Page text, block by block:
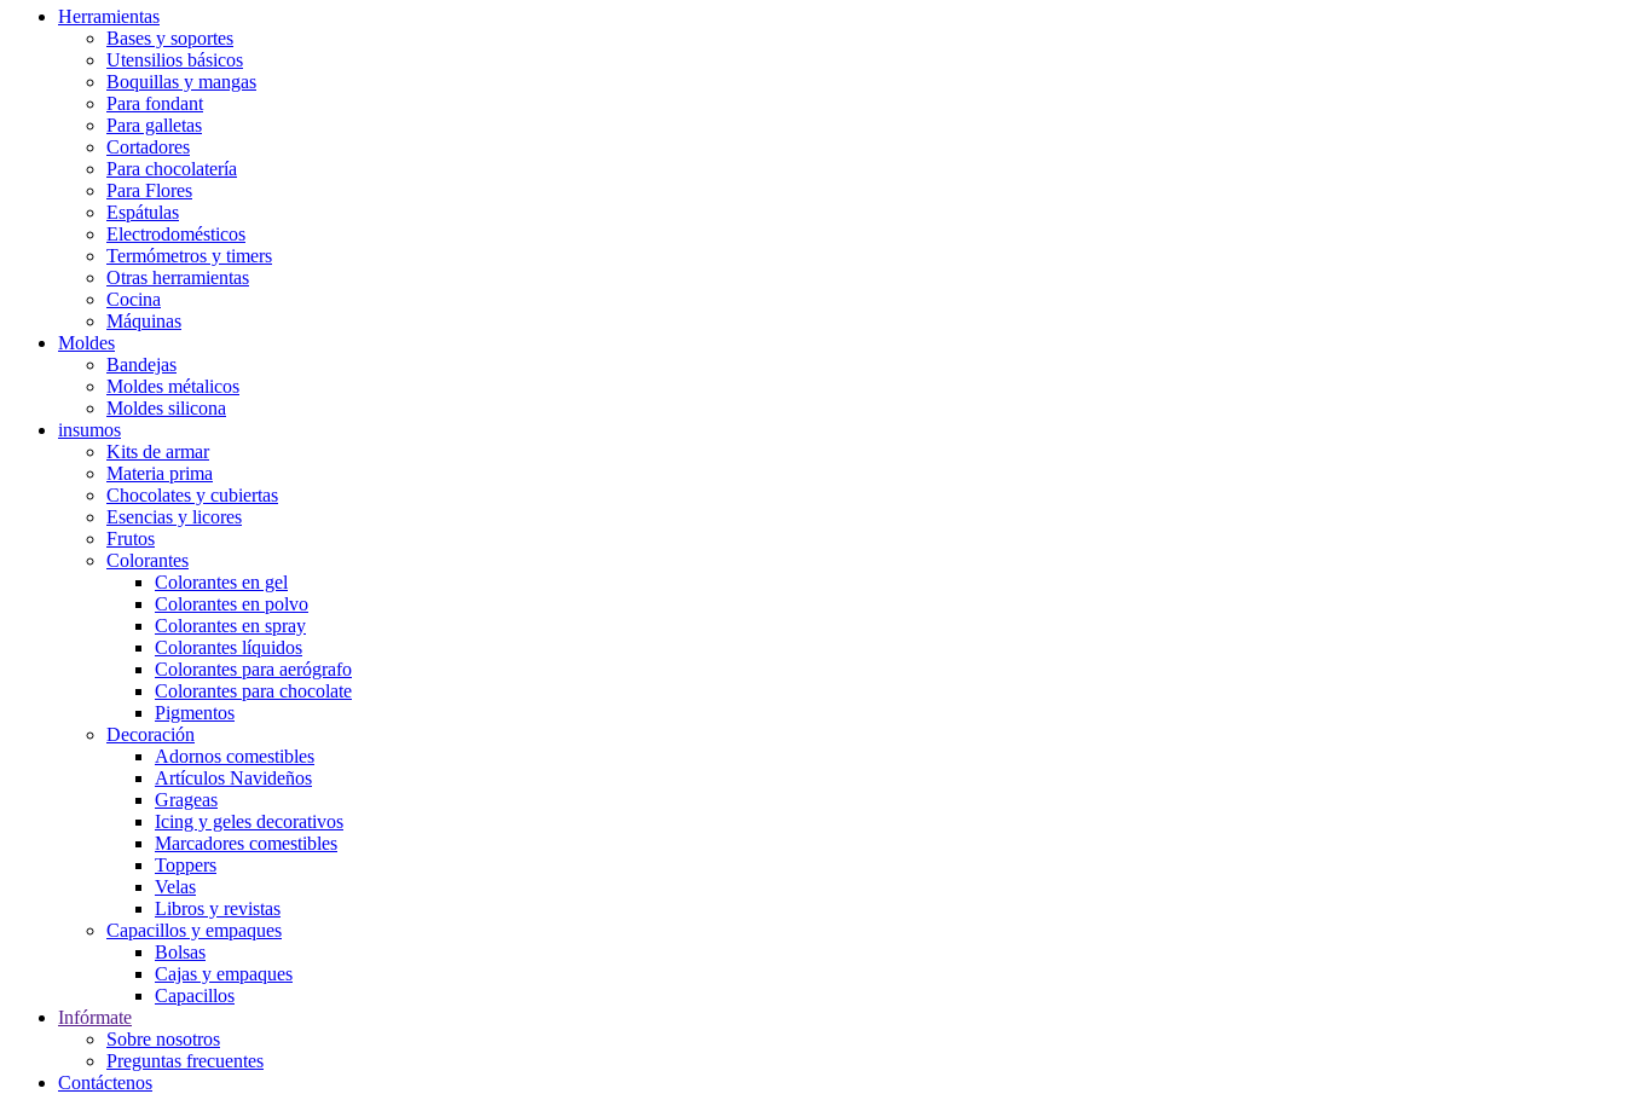
Herramientas
Bases y soportes
Utensilios básicos
Boquillas y mangas
Para fondant
Para galletas
Cortadores
Para chocolatería
Para Flores
Espátulas
Electrodomésticos
Termómetros y timers
Otras herramientas
Cocina
Máquinas
Moldes
Bandejas
Moldes métalicos
Moldes silicona
insumos
Kits de armar
Materia prima
Chocolates y cubiertas
Esencias y licores
Frutos
Colorantes
Colorantes en gel
Colorantes en polvo
Colorantes en spray
Colorantes líquidos
Colorantes para aerógrafo
Colorantes para chocolate
Pigmentos
Decoración
Adornos comestibles
Artículos Navideños
Grageas
Icing y geles decorativos
Marcadores comestibles
Toppers
Velas
Libros y revistas
Capacillos y empaques
Bolsas
Cajas y empaques
Capacillos
Infórmate
Sobre nosotros
Preguntas frecuentes
Contáctenos